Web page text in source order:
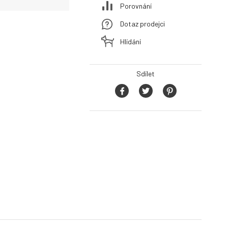
Porovnání
Dotaz prodejci
Hlídání
Sdílet